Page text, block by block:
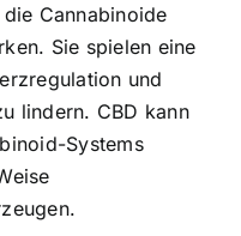
Cannabinoide
Sie spielen eine
und
lindern. CBD kann
Systems